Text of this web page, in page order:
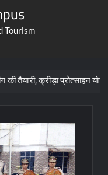
Tourism
प्रोत्साहन योजना के लिए 57